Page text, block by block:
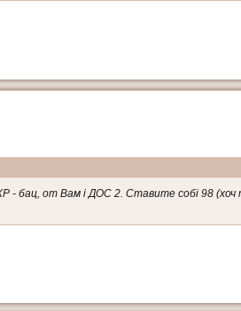
- бац, от Вам і ДОС 2. Ставите собі 98